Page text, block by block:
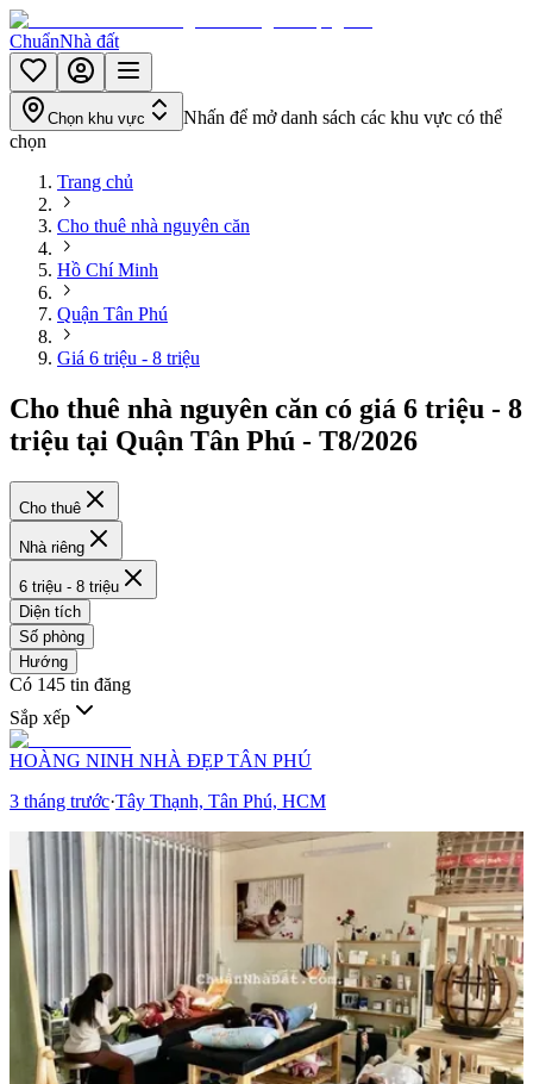
ChuẩnNhà đất
Chọn khu vực
Nhấn để mở danh sách các khu vực có thể
chọn
Trang chủ
Cho thuê nhà nguyên căn
Hồ Chí Minh
Quận Tân Phú
Giá 6 triệu - 8 triệu
Cho thuê nhà nguyên căn có giá 6 triệu - 8
triệu tại Quận Tân Phú - T8/2026
Cho thuê
Nhà riêng
6 triệu - 8 triệu
Diện tích
Số phòng
Hướng
Có 145 tin đăng
Sắp xếp
HOÀNG NINH NHÀ ĐẸP TÂN PHÚ
3 tháng trước·Tây Thạnh, Tân Phú, HCM